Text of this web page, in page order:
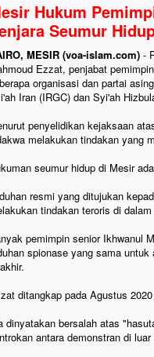
Hukum
Seumur
MESIR (voa-islam.com) -
Ezzat, penjabat
organisasi dan partai
Iran (IRGC) dan Syi'ah
penyelidikan kejaksaan
melakukan tindakan yang
seumur hidup di Mesir
resmi yang ditujukan
tindakan teroris di
pemimpin senior Ikhwanul
spionase yang sama
ditangkap pada Agustus
dinyatakan bersalah atas
antara demonstran di